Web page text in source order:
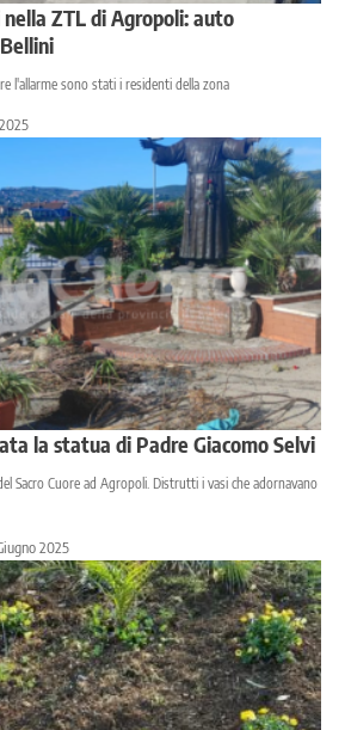
ZTL di Agropoli: auto
l'allarme sono stati i residenti della zona
la statua di Padre Giacomo Selvi
Sacro Cuore ad Agropoli. Distrutti i vasi che adornavano
2025